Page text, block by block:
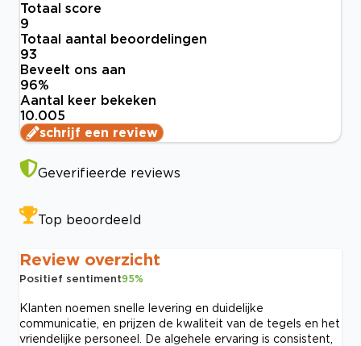
Totaal score
9
Totaal aantal beoordelingen
93
Beveelt ons aan
96%
Aantal keer bekeken
10.005
schrijf een review
Geverifieerde reviews
Top beoordeeld
Review overzicht
Positief sentiment95%
Klanten noemen snelle levering en duidelijke
communicatie, en prijzen de kwaliteit van de tegels en het
vriendelijke personeel. De algehele ervaring is consistent,